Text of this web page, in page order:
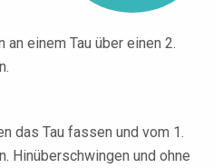
einem Tau über einen 2.
das Tau fassen und vom 1.
Hinüberschwingen und ohne